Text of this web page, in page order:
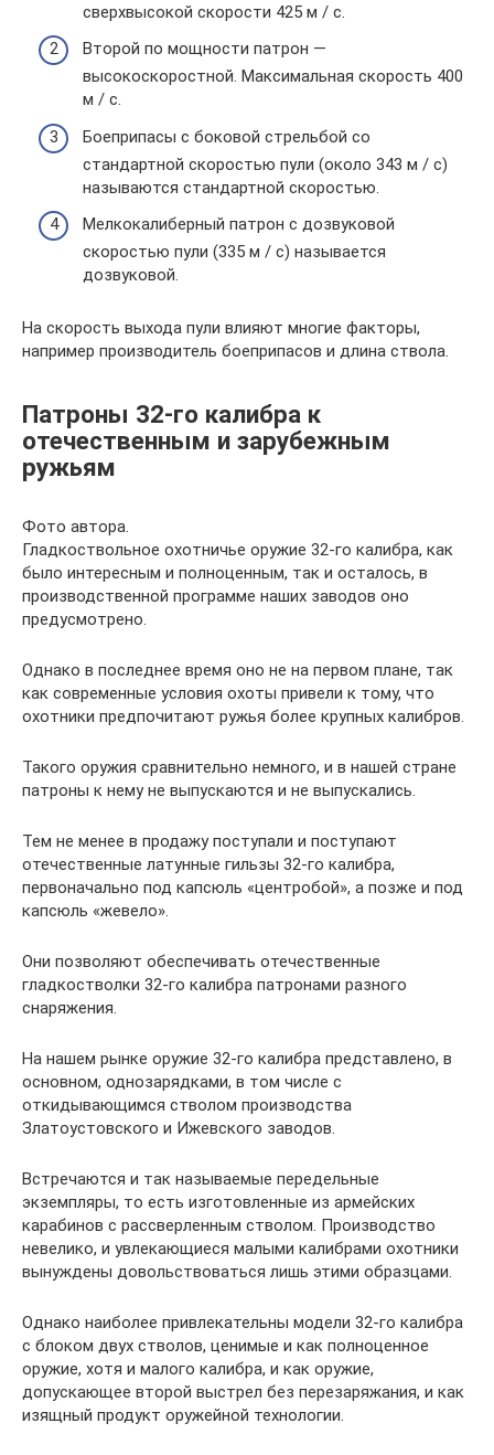
сверхвысокой скорости 425 м / с.
Второй по мощности патрон —
высокоскоростной. Максимальная скорость 400
м / с.
Боеприпасы с боковой стрельбой со
стандартной скоростью пули (около 343 м / с)
называются стандартной скоростью.
Мелкокалиберный патрон с дозвуковой
скоростью пули (335 м / с) называется
дозвуковой.
На скорость выхода пули влияют многие факторы,
например производитель боеприпасов и длина ствола.
Патроны 32-го калибра к
отечественным и зарубежным
ружьям
Фото автора.
Гладкоствольное охотничье оружие 32-го калибра, как
было интересным и полноценным, так и осталось, в
производственной программе наших заводов оно
предусмотрено.
Однако в последнее время оно не на первом плане, так
как современные условия охоты привели к тому, что
охотники предпочитают ружья более крупных калибров.
Такого оружия сравнительно немного, и в нашей стране
патроны к нему не выпускаются и не выпускались.
Тем не менее в продажу поступали и поступают
отечественные латунные гильзы 32-го калибра,
первоначально под капсюль «центробой», а позже и под
капсюль «жевело».
Они позволяют обеспечивать отечественные
гладкостволки 32-го калибра патронами разного
снаряжения.
На нашем рынке оружие 32-го калибра представлено, в
основном, однозарядками, в том числе с
откидывающимся стволом производства
Златоустовского и Ижевского заводов.
Встречаются и так называемые передельные
экземпляры, то есть изготовленные из армейских
карабинов с рассверленным стволом. Производство
невелико, и увлекающиеся малыми калибрами охотники
вынуждены довольствоваться лишь этими образцами.
Однако наиболее привлекательны модели 32-го калибра
с блоком двух стволов, ценимые и как полноценное
оружие, хотя и малого калибра, и как оружие,
допускающее второй выстрел без перезаряжания, и как
изящный продукт оружейной технологии.